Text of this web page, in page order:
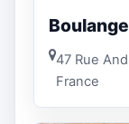
47 Rue
France